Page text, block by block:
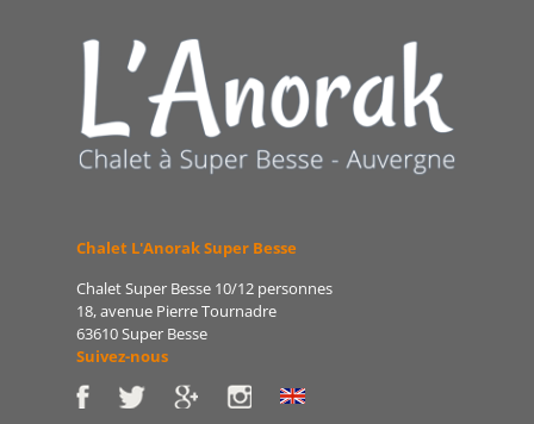
Chalet L'Anorak Super Besse
Chalet Super Besse 10/12 personnes
18, avenue Pierre Tournadre
63610 Super Besse
Suivez-nous